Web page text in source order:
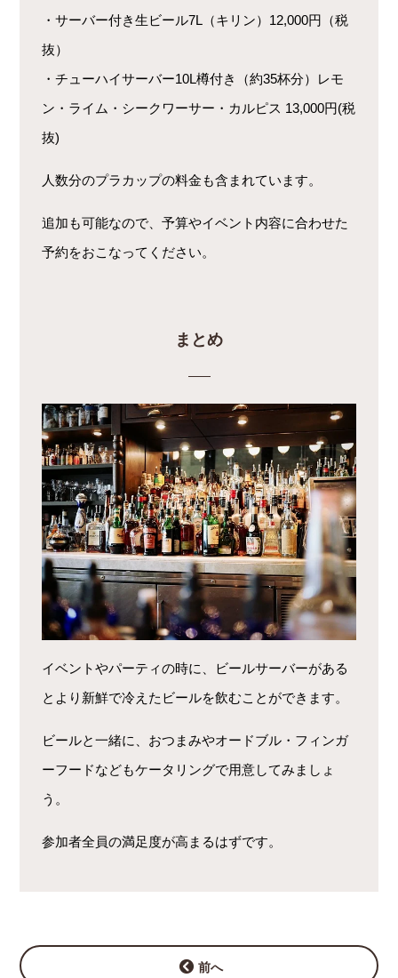
・サーバー付き生ビール7L（キリン）12,000円（税
抜）
・チューハイサーバー10L樽付き（約35杯分）レモ
ン・ライム・シークワーサー・カルピス 13,000円(税
抜)
人数分のプラカップの料金も含まれています。
追加も可能なので、予算やイベント内容に合わせた
予約をおこなってください。
まとめ
イベントやパーティの時に、ビールサーバーがある
とより新鮮で冷えたビールを飲むことができます。
ビールと一緒に、おつまみやオードブル・フィンガ
ーフードなどもケータリングで用意してみましょ
う。
参加者全員の満足度が高まるはずです。
前へ